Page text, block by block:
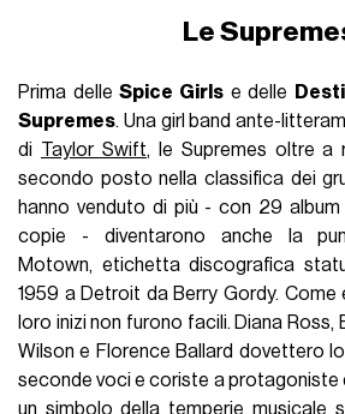
Le
Prima delleSpice Girls e delle
Supremes. Una girl band ante-
di Taylor Swift, le Supremes oltre a
secondo posto nella classifica dei
hanno venduto di più - con 29
copie - diventarono anche la
Motown, etichetta discografica
1959 a Detroit da Berry Gordy. Come
loro inizi non furono facili. Diana
Wilson e Florence Ballard dovettero
seconde voci e coriste a protagoniste
un simbolo della temperie musicale